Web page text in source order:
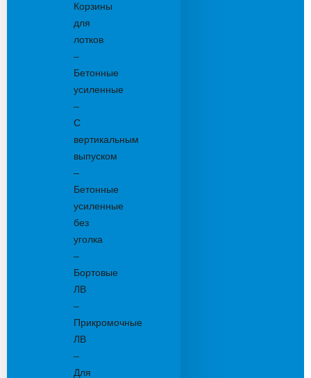
Корзины
для
лотков
–
Бетонные
усиленные
–
С
вертикальным
выпуском
–
Бетонные
усиленные
без
уголка
–
Бортовые
ЛВ
–
Прикромочные
ЛВ
–
Для